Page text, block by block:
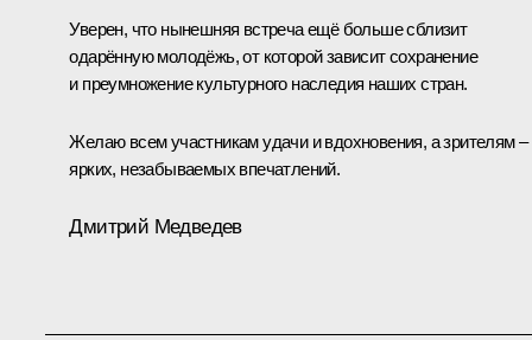
Уверен, что нынешняя встреча ещё больше сблизит
одарённую молодёжь, от которой зависит сохранение
и преумножение культурного наследия наших стран.
Желаю всем участникам удачи и вдохновения, а зрителям –
ярких, незабываемых впечатлений.
Дмитрий Медведев